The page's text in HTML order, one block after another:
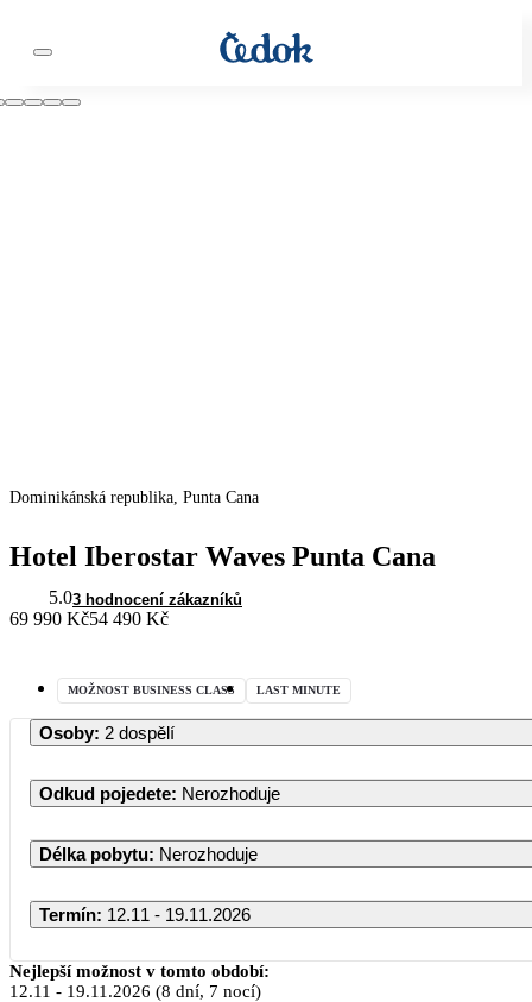
Dominikánská republika, Punta Cana
Hotel Iberostar Waves Punta Cana
5.03 hodnocení zákazníků
69 990 Kč54 490 Kč
MOŽNOST BUSINESS CLASS LAST MINUTE
Osoby: 2 dospělí
Odkud pojedete: Nerozhoduje
Délka pobytu: Nerozhoduje
Termín: 12.11 - 19.11.2026
Listopad 2026
Nejlepší možnost v tomto období:
12.11 - 19.11.2026 (8 dní, 7 nocí)